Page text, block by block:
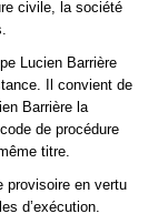
civile, la société
Lucien Barrière
Il convient de
Barrière la
de procédure
titre.
provisoire en vertu
d’exécution.